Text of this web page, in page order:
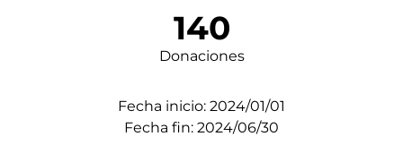
140
Donaciones
Fecha inicio: 2024/01/01
Fecha fin: 2024/06/30